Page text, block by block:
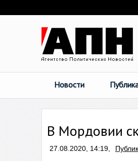
Новости
В Мордовии
27.08.2020, 14:19,